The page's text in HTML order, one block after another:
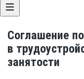
Соглашение
в
занятости